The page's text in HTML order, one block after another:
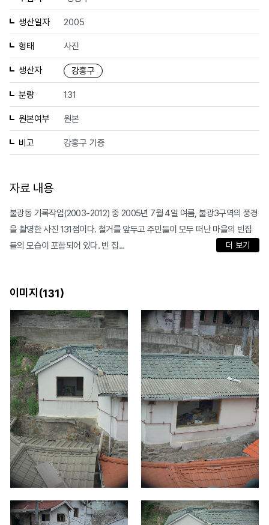
생산일자 2005
형태 사진
생산자 강홍구
분량 131
원본여부 원본
비고 강홍구 기증
자료 내용
불광동 기록작업(2003-2012) 중 2005년 7월 4일 여름, 불광3구역의 풍경
을 촬영한 사진 131점이다. 철거를 앞두고 주민들이 모두 떠난 마을의 빈집
들의 모습이 포함되어 있다. 빈 집...
더 보기
이미지(131)